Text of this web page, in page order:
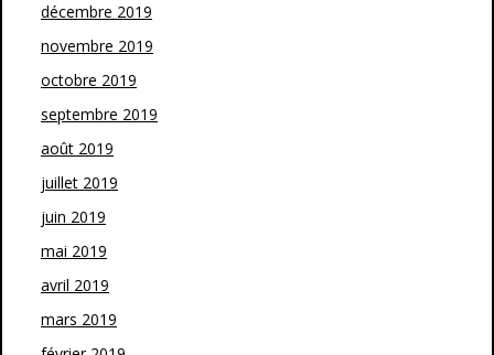
décembre 2019
novembre 2019
octobre 2019
septembre 2019
août 2019
juillet 2019
juin 2019
mai 2019
avril 2019
mars 2019